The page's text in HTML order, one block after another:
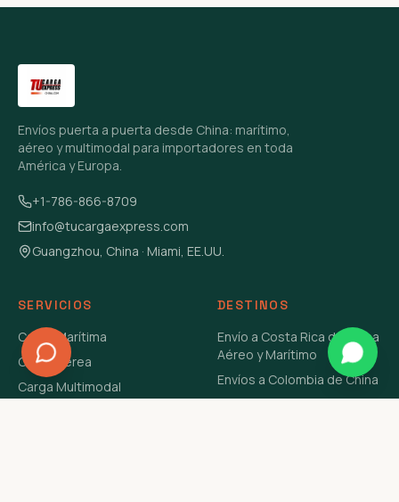
Envíos puerta a puerta desde China: marítimo,
aéreo y multimodal para importadores en toda
América y Europa.
+1-786-866-8709
info@tucargaexpress.com
Guangzhou, China · Miami, EE.UU.
SERVICIOS
Carga Marítima
Carga Aérea
Carga Multimodal
DESTINOS
Envío a Costa Rica de China
Aéreo y Marítimo
Envíos a Colombia de China